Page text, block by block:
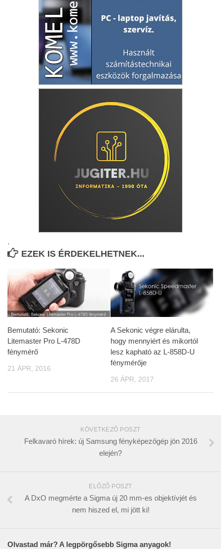
.
EZEK IS ÉRDEKELHETNEK...
Bemutató: Sekonic
Litemaster Pro L-478D
fénymérő
21 ÁPR, 2016
A Sekonic végre elárulta,
hogy mennyiért és mikortól
lesz kapható az L-858D-U
fénymérője
26 ÁPR, 2017
KÖVETKEZŐ POSZT
Felkavaró hírek: új Samsung fényképezőgép jön 2016
elején?
ELŐZŐ POSZT
A DxO megmérte a Sigma új 20 mm-es objektívjét és
nem hiszed el, mi jött ki!
Olvastad már? A legpörgősebb Sigma anyagok!